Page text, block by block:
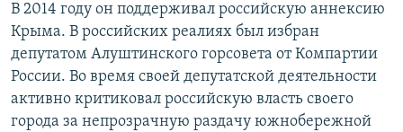
В 2014 году он поддерживал российскую аннексию
Крыма. В российских реалиях был избран
депутатом Алуштинского горсовета от Компартии
России. Во время своей депутатской деятельности
активно критиковал российскую власть своего
города за непрозрачную раздачу южнобережной